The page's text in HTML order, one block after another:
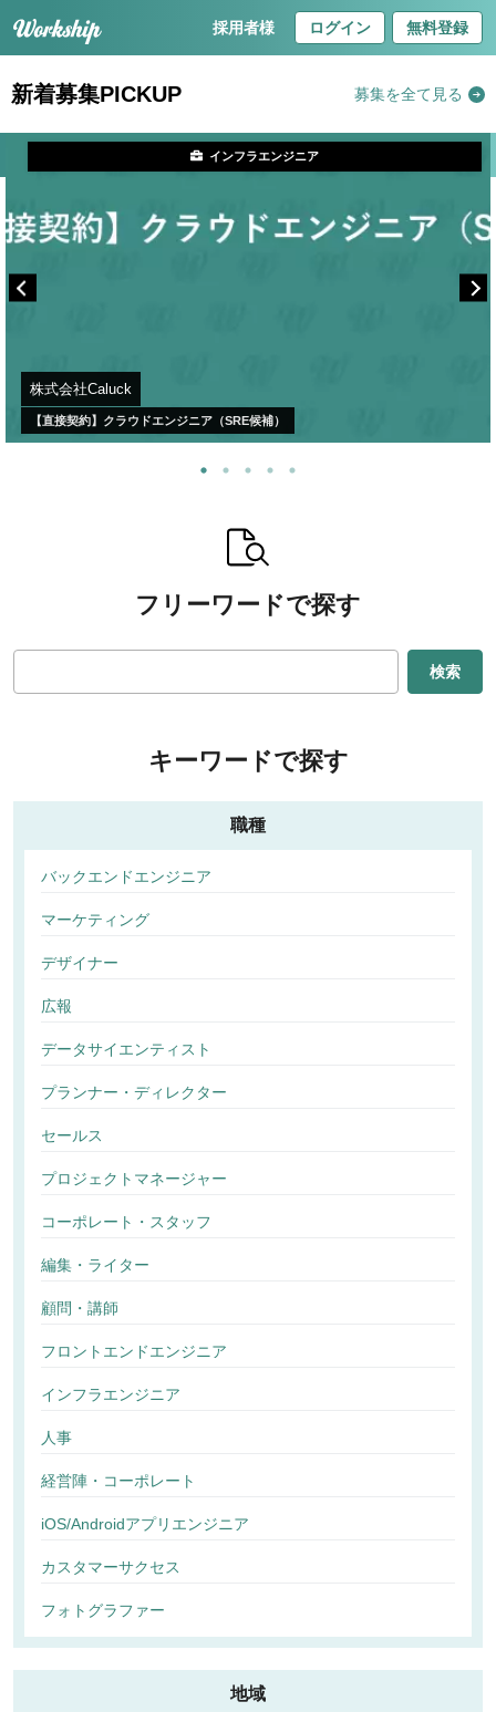
採用者様 ログイン 無料登録
新着募集PICKUP 募集を全て見る
株式会社Caluck
【直接契約】クラウドエンジニア（SRE候補）
インフラエンジニア
フリーワードで探す
検索
キーワードで探す
職種
バックエンドエンジニア
マーケティング
デザイナー
広報
データサイエンティスト
プランナー・ディレクター
セールス
プロジェクトマネージャー
コーポレート・スタッフ
編集・ライター
顧問・講師
フロントエンドエンジニア
インフラエンジニア
人事
経営陣・コーポレート
iOS/Androidアプリエンジニア
カスタマーサクセス
フォトグラファー
地域